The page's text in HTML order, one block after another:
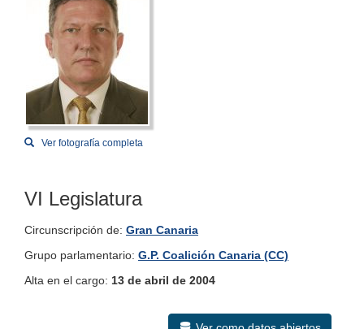
Ver fotografía completa
VI Legislatura
Circunscripción de: Gran Canaria
Grupo parlamentario: G.P. Coalición Canaria (CC)
Alta en el cargo: 13 de abril de 2004